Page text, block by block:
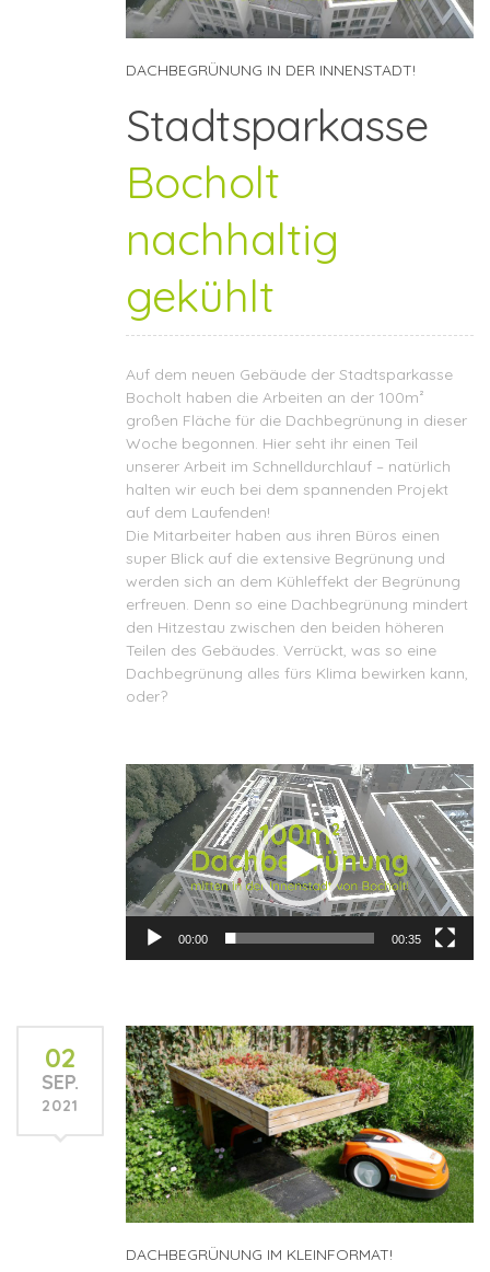
DACHBEGRÜNUNG IN DER INNENSTADT!
Stadtsparkasse
Bocholt
nachhaltig
gekühlt
Auf dem neuen Gebäude der Stadtsparkasse
Bocholt haben die Arbeiten an der 100m²
großen Fläche für die Dachbegrünung in dieser
Woche begonnen. Hier seht ihr einen Teil
unserer Arbeit im Schnelldurchlauf – natürlich
halten wir euch bei dem spannenden Projekt
auf dem Laufenden!
Die Mitarbeiter haben aus ihren Büros einen
super Blick auf die extensive Begrünung und
werden sich an dem Kühleffekt der Begrünung
erfreuen. Denn so eine Dachbegrünung mindert
den Hitzestau zwischen den beiden höheren
Teilen des Gebäudes. Verrückt, was so eine
Dachbegrünung alles fürs Klima bewirken kann,
oder?
Video-
Player
00:00 00:35
02
SEP.
2021
DACHBEGRÜNUNG IM KLEINFORMAT!